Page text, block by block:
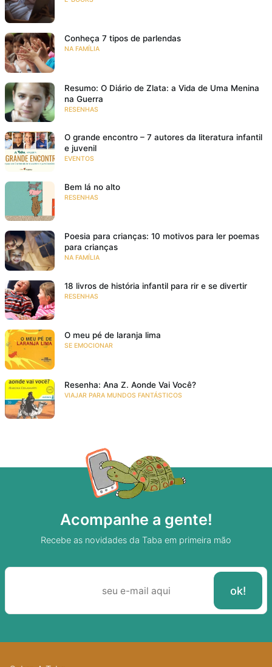
Conheça 7 tipos de parlendas
NA FAMÍLIA
Resumo: O Diário de Zlata: a Vida de Uma Menina
na Guerra
RESENHAS
O grande encontro – 7 autores da literatura infantil
e juvenil
EVENTOS
Bem lá no alto
RESENHAS
Poesia para crianças: 10 motivos para ler poemas
para crianças
NA FAMÍLIA
18 livros de história infantil para rir e se divertir
RESENHAS
O meu pé de laranja lima
SE EMOCIONAR
Resenha: Ana Z. Aonde Vai Você?
VIAJAR PARA MUNDOS FANTÁSTICOS
Acompanhe a gente!
Recebe as novidades da Taba em primeira mão